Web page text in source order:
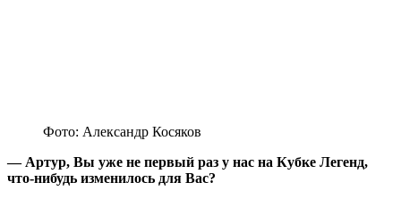
Фото: Александр Косяков
— Артур, Вы уже не первый раз у нас на Кубке Легенд,
что-нибудь изменилось для Вас?